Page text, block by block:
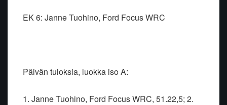
EK 6: Janne Tuohino, Ford Focus WRC
Päivän tuloksia, luokka iso A:
1. Janne Tuohino, Ford Focus WRC, 51.22,5; 2.